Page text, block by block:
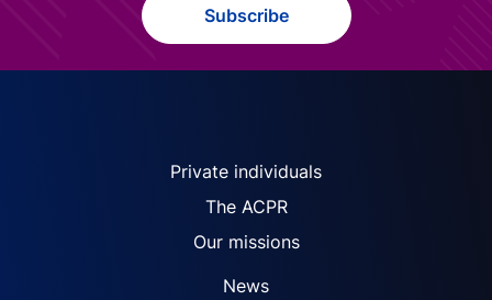
Subscribe
ACPR site navigation
Private individuals
The ACPR
Our missions
News